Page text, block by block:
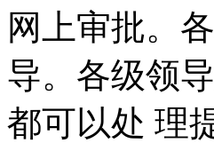
网上审批。
导。各级领
都可以处 理